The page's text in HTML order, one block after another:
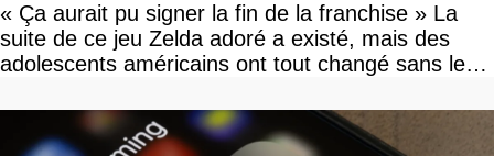
« Ça aurait pu signer la fin de la franchise » La
suite de ce jeu Zelda adoré a existé, mais des
adolescents américains ont tout changé sans le